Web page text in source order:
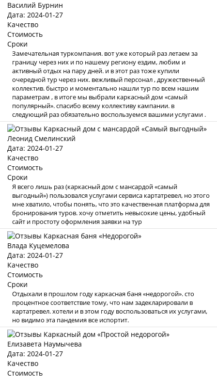
Василий Бурнин
Дата: 2024-01-27
Качество
Стоимость
Сроки
Замечательная туркомпания. вот уже который раз летаем за
границу через них и по нашему региону ездим, любим и
активный отдых на пару дней. и в этот раз тоже купили
очередной тур через них. вежливый персонал , дружественный
коллектив. быстро и моментально нашли тур по всем нашим
параметрам , в итоге мы выбрали каркасный дом «самый
популярный». спасибо всему коллективу кампании. в
следующий раз обязательно воспользуемся вашими услугами .
Леонид Смелинский
Дата: 2024-01-27
Качество
Стоимость
Сроки
Я всего лишь раз (каркасный дом с мансардой «самый
выгодный») пользовался услугами сервиса картатревел, но этого
мне хватило, чтобы понять, что это качественная платформа для
бронирования туров. хочу отметить невысокие цены, удобный
сайт и простоту оформления заявки на тур
Влада Куцемелова
Дата: 2024-01-27
Качество
Стоимость
Сроки
Отдыхали в прошлом году каркасная баня «недорогой». сто
процентное соответствие тому, что нам задекларировали в
картатревел. хотели и в этом году воспользоваться их услугами,
но видимо эта пандемия все испортит.
Елизавета Наумычева
Дата: 2024-01-27
Качество
Стоимость